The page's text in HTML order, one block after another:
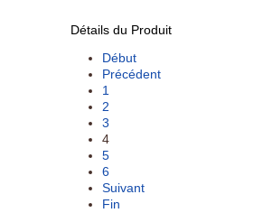
Détails du Produit
Début
Précédent
1
2
3
4
5
6
Suivant
Fin